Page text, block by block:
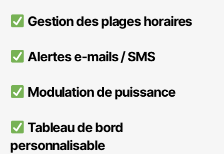
Gestion des plages horaires
Alertes e-mails / SMS
Modulation de puissance
Tableau de bord
personnalisable